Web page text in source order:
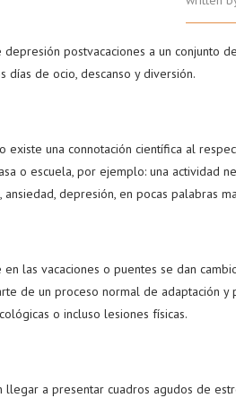
postvacaciones a un conjunto
días de ocio, descanso y diversión.
existe una connotación científica al
o escuela, por ejemplo: una actividad
ansiedad, depresión, en pocas palabras
las vacaciones o puentes se dan
de un proceso normal de adaptación
o incluso lesiones físicas.
llegar a presentar cuadros agudos de